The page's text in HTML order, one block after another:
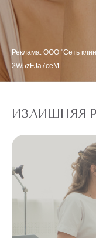
Реклама. ООО "Сеть
2W5zFJa7ceM
ИЗЛИШНЯЯ